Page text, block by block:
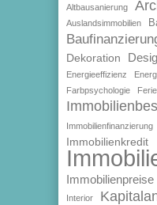
Altbausanierung
Auslandsimmobilien
Dekoration
Energieeffizienz
Farbpsychologie
Immobilienfinanzierung
Immobilienkredit
Immobilienpreise
Interior